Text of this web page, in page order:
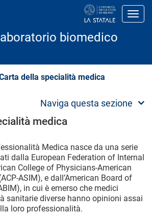
biomedico
della specialità medica
Naviga questa sezione
medica
Medica nasce da una serie
dalla European Federation of Internal
College of Physicians-American
ASIM), e dall’American Board of
in cui è emerso che medici
sanitarie diverse hanno opinioni assai
loro professionalità.